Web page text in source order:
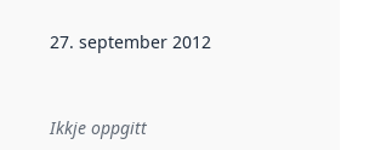
Denne datoen seier når dataa i dette
27. september 2012
Ikkje oppgitt